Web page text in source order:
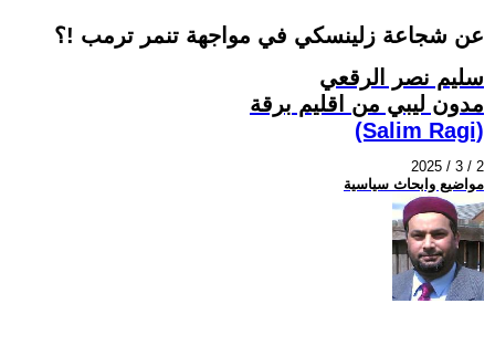
عن شجاعة زلينسكي في مواجهة تنمر ترمب !؟
سليم نصر الرقعي
مدون ليبي من اقليم برقة
(Salim Ragi)
2025 / 3 / 2
مواضيع وابحاث سياسية